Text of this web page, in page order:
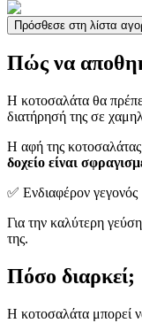
Πρόσθεσε στη λίστα
Πώς να
Η κοτοσαλάτα θα
διατήρησή της σε
Η αφή της
δοχείο είναι
✅ Ενδιαφέρον γεγονός
Για την καλύτερη
της.
Πόσο διαρκεί;
Η κοτοσαλάτα μπορεί